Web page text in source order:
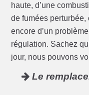
haute, d’une
de fumées perturbée,
encore d’un
régulation. Sachez
jour, nous pouvons
Le